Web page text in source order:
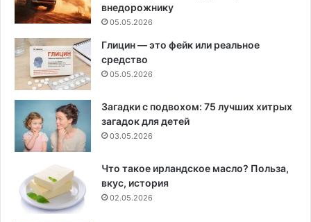
внедорожнику
05.05.2026
Глицин — это фейк или реальное
средство
05.05.2026
Загадки с подвохом: 75 лучших хитрых
загадок для детей
03.05.2026
Что такое ирландское масло? Польза,
вкус, история
02.05.2026